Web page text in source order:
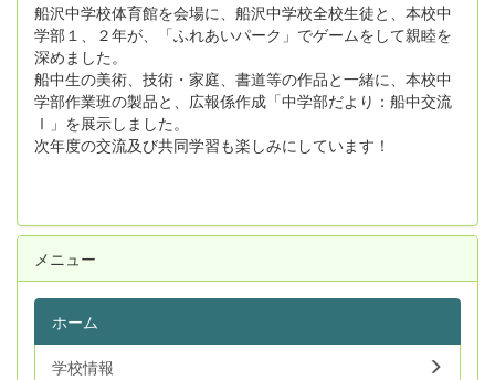
船沢中学校体育館を会場に、船沢中学校全校生徒と、本校中
学部１、２年が、「ふれあいパーク」でゲームをして親睦を
深めました。
船中生の美術、技術・家庭、書道等の作品と一緒に、本校中
学部作業班の製品と、広報係作成「中学部だより：船中交流
Ⅰ」を展示しました。
次年度の交流及び共同学習も楽しみにしています！
メニュー
ホーム
学校情報